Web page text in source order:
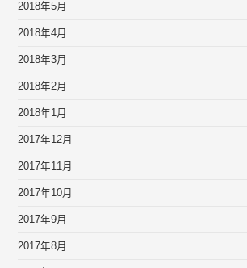
2018年5月
2018年4月
2018年3月
2018年2月
2018年1月
2017年12月
2017年11月
2017年10月
2017年9月
2017年8月